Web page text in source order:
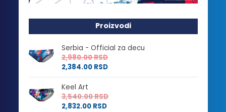
Proizvodi
Serbia - Official za decu
2,980.00RSD
2,384.00 RSD
Keel Art
3,540.00RSD
2,832.00 RSD